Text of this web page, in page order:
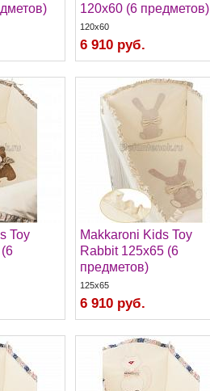
120х60 (6 предметов)
120x60
6 910 руб.
Toy
Makkaroni Kids Toy
Rabbit 125х65 (6
предметов)
125x65
6 910 руб.